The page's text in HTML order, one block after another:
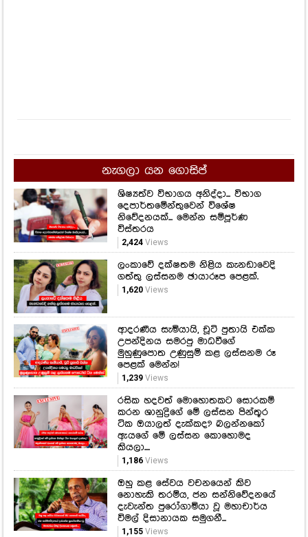
නැගලා යන ගොසිප්
ශිෂ්‍යත්ව විභාගය අනිද්දා... විභාග
දෙපාර්තමේන්තුවෙන් විශේෂ
නිවේදනයක්... මෙන්න සම්පූර්ණ
විස්තරය
2,424Views
ලංකාවේ දක්ෂතම නිළිය කැනඩාවෙදි
ගත්තු ලස්සනම ඡායාරූප පෙළක්.
1,620Views
ආදරණීය සැමියායි, චූටි පුතායි එක්ක
උපන්දිනය සමරපු මාධවීගේ
මුහුණුපොත උණුසුම් කළ ලස්සනම රූ
පෙළක් මෙන්න!
1,239Views
රසික හදවත් මොහොතකට සොරකම්
කරන ශානුද්‍රිගේ මේ ලස්සන පින්තූර
ටික ඔයාලත් දැක්කද? බලන්නකෝ
ඇයගේ මේ ලස්සන කොහොමද
කියලා....
1,186Views
ඔහු කළ සේවය වචනයෙන් කිව
නොහැකි තරම්ය, ජන සන්නිවේදනයේ
දැවැන්ත පුරෝගාමියා වූ මහාචාර්ය
විමල් දිසානායක සමුගනී...
1,155Views